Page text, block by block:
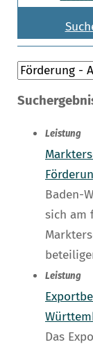
Leistung
Baden-
sich am
Leistung
Das